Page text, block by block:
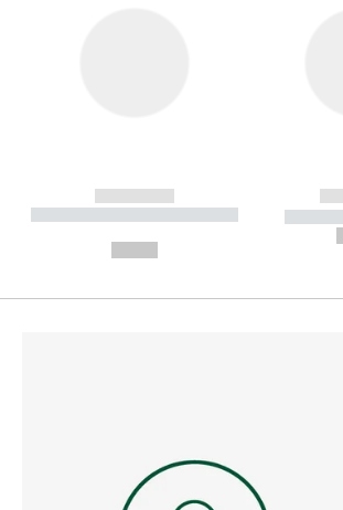
------------
----------- ----------- --------